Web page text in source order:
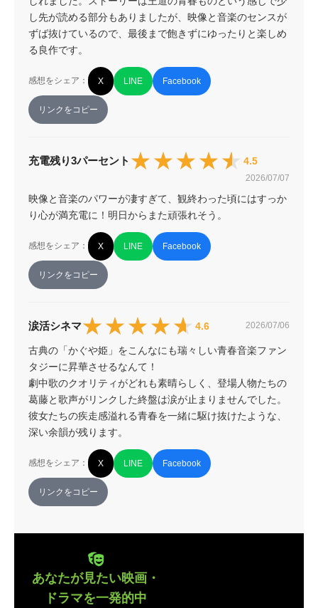
し先が読める部分もありましたが、映像と音楽のセンスが
ずば抜けているので、最後まで飽きずにゆったりと楽しめ
る良作です。
感想をシェア： X LINE Facebook
リンクをコピー
充電残り3パーセント ★★★★★
★★★★★ 4.5
2026/07/07
映像と音楽のパワーが凄すぎて、観終わった頃にはすっか
り心が満充電に！明日からまた頑張れそう。
感想をシェア： X LINE Facebook
リンクをコピー
涙活シネマ★★★★★
★★★★★ 4.6 2026/07/06
古典の「かぐや姫」をこんなにも瑞々しい青春音楽ファン
タジーに昇華させるなんて！
劇中歌のクオリティがどれも素晴らしく、登場人物たちの
葛藤と歌声がリンクした終盤は涙が止まりませんでした。
彼女たちの疾走感溢れる青春を一緒に駆け抜けたような、
深い余韻が残ります。
感想をシェア： X LINE Facebook
リンクをコピー
あなたが見たい映画・
ドラマを一発的中